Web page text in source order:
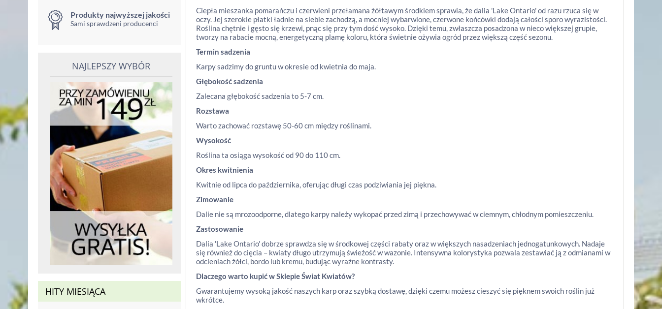
Produkty najwyższej jakości
Sami sprawdzeni producenci
NAJLEPSZY WYBÓR
HITY MIESIĄCA
Ciepła mieszanka pomarańczu i czerwieni przełamana żółtawym środkiem sprawia, że dalia 'Lake Ontario' od razu rzuca się w
oczy. Jej szerokie płatki ładnie na siebie zachodzą, a mocniej wybarwione, czerwone końcówki dodają całości sporo wyrazistości.
Roślina chętnie i gęsto się krzewi, pnąc się przy tym dość wysoko. Dzięki temu, zwłaszcza posadzona w nieco większej grupie,
tworzy na rabacie mocną, energetyczną plamę koloru, która świetnie ożywia ogród przez większą część sezonu.
Termin sadzenia
Karpy sadzimy do gruntu w okresie od kwietnia do maja.
Głębokość sadzenia
Zalecana głębokość sadzenia to 5-7 cm.
Rozstawa
Warto zachować rozstawę 50-60 cm między roślinami.
Wysokość
Roślina ta osiąga wysokość od 90 do 110 cm.
Okres kwitnienia
Kwitnie od lipca do października, oferując długi czas podziwiania jej piękna.
Zimowanie
Dalie nie są mrozoodporne, dlatego karpy należy wykopać przed zimą i przechowywać w ciemnym, chłodnym pomieszczeniu.
Zastosowanie
Dalia 'Lake Ontario' dobrze sprawdza się w środkowej części rabaty oraz w większych nasadzeniach jednogatunkowych. Nadaje
się również do cięcia – kwiaty długo utrzymują świeżość w wazonie. Intensywna kolorystyka pozwala zestawiać ją z odmianami w
odcieniach żółci, bordo lub kremu, budując wyraźne kontrasty.
Dlaczego warto kupić w Sklepie Świat Kwiatów?
Gwarantujemy wysoką jakość naszych karp oraz szybką dostawę, dzięki czemu możesz cieszyć się pięknem swoich roślin już
wkrótce.